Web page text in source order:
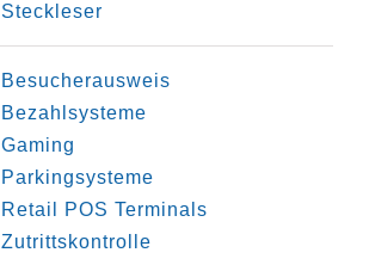
Steckleser
Besucherausweis
Bezahlsysteme
Gaming
Parkingsysteme
Retail POS Terminals
Zutrittskontrolle